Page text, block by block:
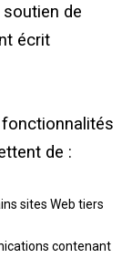
de
écrit
de :
sites Web tiers
contenant